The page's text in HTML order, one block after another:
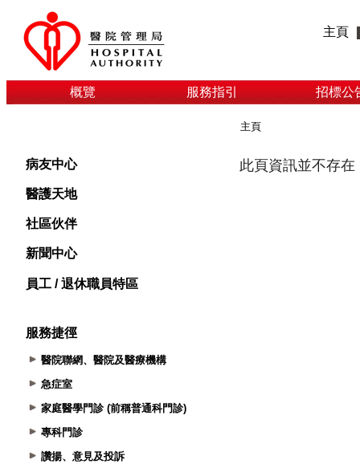
主頁
概覽 服務指引 招標公
病友中心
醫護天地
社區伙伴
新聞中心
員工 / 退休職員特區
服務捷徑
醫院聯網、醫院及醫療機構
急症室
家庭醫學門診 (前稱普通科門診)
專科門診
讚揚、意見及投訴
主頁